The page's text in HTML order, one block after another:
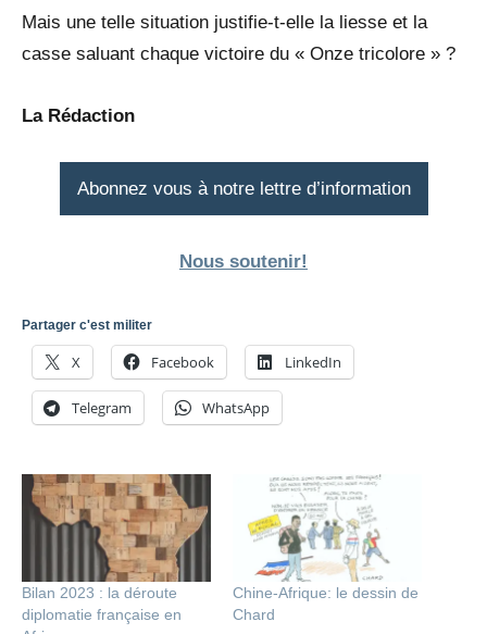
Mais une telle situation justifie-t-elle la liesse et la
casse saluant chaque victoire du « Onze tricolore » ?
La Rédaction
Abonnez vous à notre lettre d’information
Nous soutenir!
Partager c'est militer
X Facebook LinkedIn
Telegram WhatsApp
Bilan 2023 : la déroute
diplomatie française en
Chine-Afrique: le dessin de
Chard